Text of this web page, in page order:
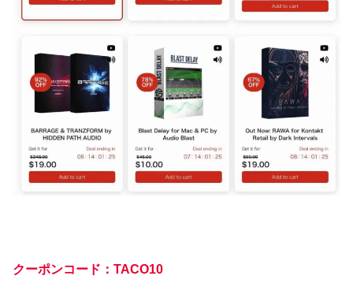
クーポンコード：TACO10